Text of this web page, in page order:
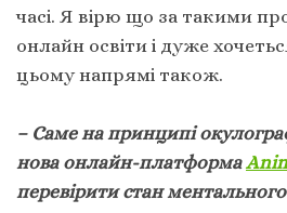
часі. Я вірю що за такими
онлайн освіти і дуже
цьому напрямі також.
– Саме на принципі
нова онлайн-платформа
перевірити стан ментального